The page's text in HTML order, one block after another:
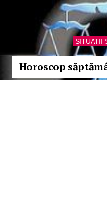
SITUATII
Horoscop